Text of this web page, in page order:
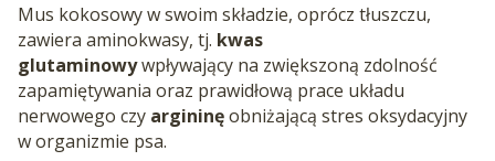
Mus kokosowy w swoim składzie, oprócz tłuszczu,
zawiera aminokwasy, tj. kwas
glutaminowywpływający na zwiększoną zdolność
zapamiętywania oraz prawidłową prace układu
nerwowego czy argininęobniżającą stres oksydacyjny
w organizmie psa.